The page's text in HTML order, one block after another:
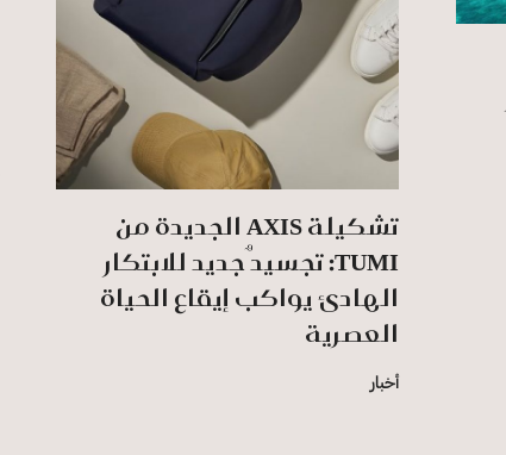
تشكيلة AXIS الجديدة من
TUMI: تجسيدٌ جديد للابتكار
الهادئ يواكب إيقاع الحياة
العصرية
أخبار